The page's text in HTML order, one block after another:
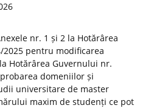
nr. 1 și 2 la Hotărârea
pentru modificarea
Hotărârea Guvernului nr.
domeniilor și
universitare de master
maxim de studenți ce pot